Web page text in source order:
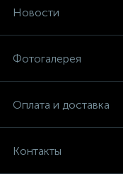
Новости
Фотогалерея
Оплата и доставка
Контакты